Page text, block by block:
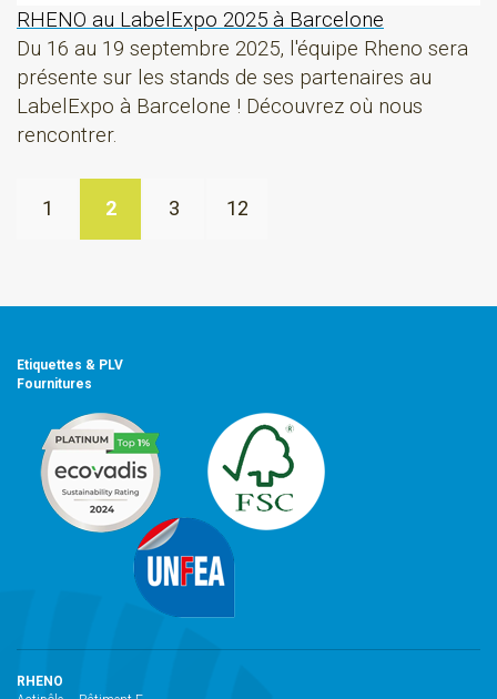
RHENO au LabelExpo 2025 à Barcelone
Du 16 au 19 septembre 2025, l'équipe Rheno sera
présente sur les stands de ses partenaires au
LabelExpo à Barcelone ! Découvrez où nous
rencontrer.
1 2 3 12
Etiquettes & PLV
Fournitures
RHENO